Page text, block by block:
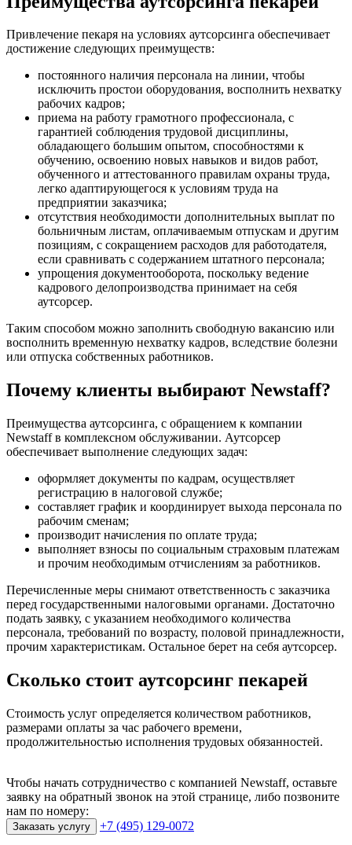
Привлечение пекаря на условиях аутсорсинга обеспечивает
достижение следующих преимуществ:
постоянного наличия персонала на линии, чтобы
исключить простои оборудования, восполнить нехватку
рабочих кадров;
приема на работу грамотного профессионала, с
гарантией соблюдения трудовой дисциплины,
обладающего большим опытом, способностями к
обучению, освоению новых навыков и видов работ,
обученного и аттестованного правилам охраны труда,
легко адаптирующегося к условиям труда на
предприятии заказчика;
отсутствия необходимости дополнительных выплат по
больничным листам, оплачиваемым отпускам и другим
позициям, с сокращением расходов для работодателя,
если сравнивать с содержанием штатного персонала;
упрощения документооборота, поскольку ведение
кадрового делопроизводства принимает на себя
аутсорсер.
Таким способом можно заполнить свободную вакансию или
восполнить временную нехватку кадров, вследствие болезни
или отпуска собственных работников.
Почему клиенты выбирают Newstaff?
Преимущества аутсорсинга, с обращением к компании
Newstaff в комплексном обслуживании. Аутсорсер
обеспечивает выполнение следующих задач:
оформляет документы по кадрам, осуществляет
регистрацию в налоговой службе;
составляет график и координирует выхода персонала по
рабочим сменам;
производит начисления по оплате труда;
выполняет взносы по социальным страховым платежам
и прочим необходимым отчислениям за работников.
Перечисленные меры снимают ответственность с заказчика
перед государственными налоговыми органами. Достаточно
подать заявку, с указанием необходимого количества
персонала, требований по возрасту, половой принадлежности,
прочим характеристикам. Остальное берет на себя аутсорсер.
Сколько стоит аутсорсинг пекарей
Стоимость услуг определяется количеством работников,
размерами оплаты за час рабочего времени,
продолжительностью исполнения трудовых обязанностей.
Чтобы начать сотрудничество с компанией Newstaff, оставьте
заявку на обратный звонок на этой странице, либо позвоните
нам по номеру:
Заказать услугу +7 (495) 129-0072